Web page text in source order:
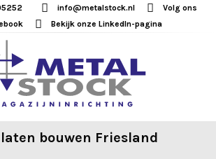
info@metalstock.nl
Volg ons
Bekijk onze LinkedIn-pagina
bouwen Friesland